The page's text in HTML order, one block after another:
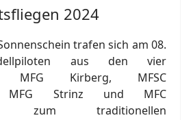
2024
trafen sich am 08.
aus den vier
MFG Kirberg, MFSC
MFG Strinz und MFC
zum traditionellen